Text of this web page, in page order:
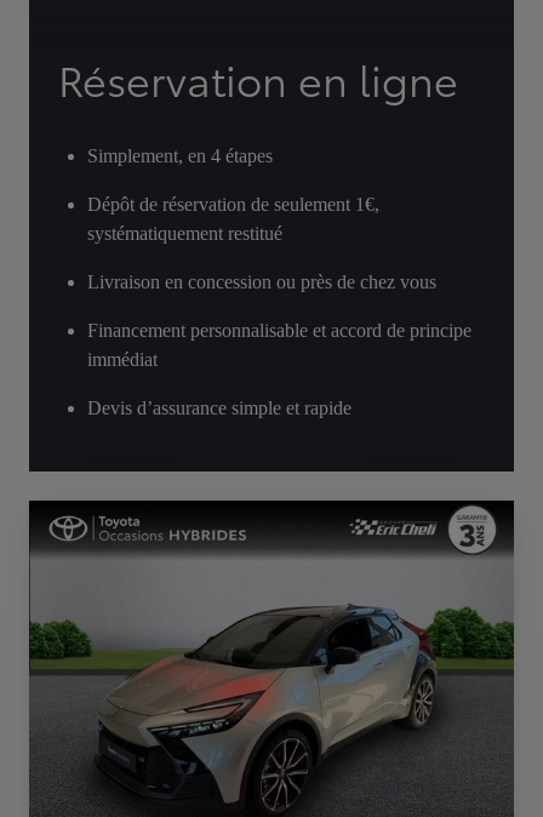
Réservation en ligne
Simplement, en 4 étapes
Dépôt de réservation de seulement 1€,
systématiquement restitué
Livraison en concession ou près de chez vous
Financement personnalisable et accord de principe
immédiat
Devis d’assurance simple et rapide